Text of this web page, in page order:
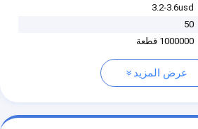
3.2-3.6usd
50
1000000 قطعة
عرض المزيد